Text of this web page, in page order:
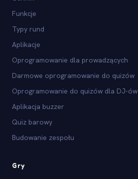
Funkcje
Typy rund
Aplikacje
Oprogramowanie dla prowadzących
Darmowe oprogramowanie do quizów
Oprogramowanie do quizów dla DJ-ów
Aplikacja buzzer
Quiz barowy
Budowanie zespołu
Gry